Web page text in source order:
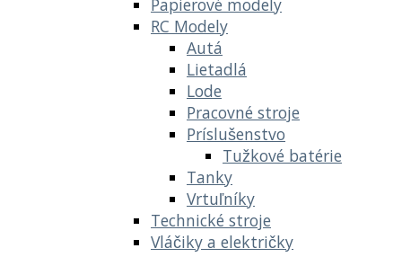
Papierové modely
RC Modely
Autá
Lietadlá
Lode
Pracovné stroje
Príslušenstvo
Tužkové batérie
Tanky
Vrtuľníky
Technické stroje
Vláčiky a električky